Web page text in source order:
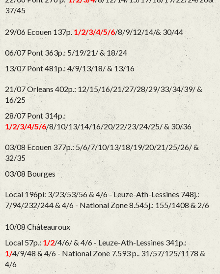
37/45
29/06 Ecouen 137p.1/2/3/4/5/6/8/9/12/14/& 30/44
06/07 Pont 363p.: 5/19/21/ & 18/24
13/07 Pont 481p.: 4/9/13/18/ & 13/16
21/07 Orleans 402p.: 12/15/16/21/27/28/29/33/34/39/ &
16/25
28/07 Pont 314p.:
1/2/3/4/5/6/8/10/13/14/16/20/22/23/24/25/ & 30/36
03/08 Ecouen 377p.: 5/6/7/10/13/18/19/20/21/25/26/ &
32/35
03/08 Bourges
Local 196pi: 3/23/53/56 & 4/6 -Leuze-Ath-Lessines 748j.:
7/94/232/244 & 4/6 - National Zone 8.545j.: 155/1408 & 2/6
10/08 Châteauroux
Local 57p.: 1/2/4/6/ & 4/6 - Leuze-Ath-Lessines 341p.:
1/4/9/48 & 4/6 - National Zone 7.593 p.. 31/57/125/1178 &
4/6